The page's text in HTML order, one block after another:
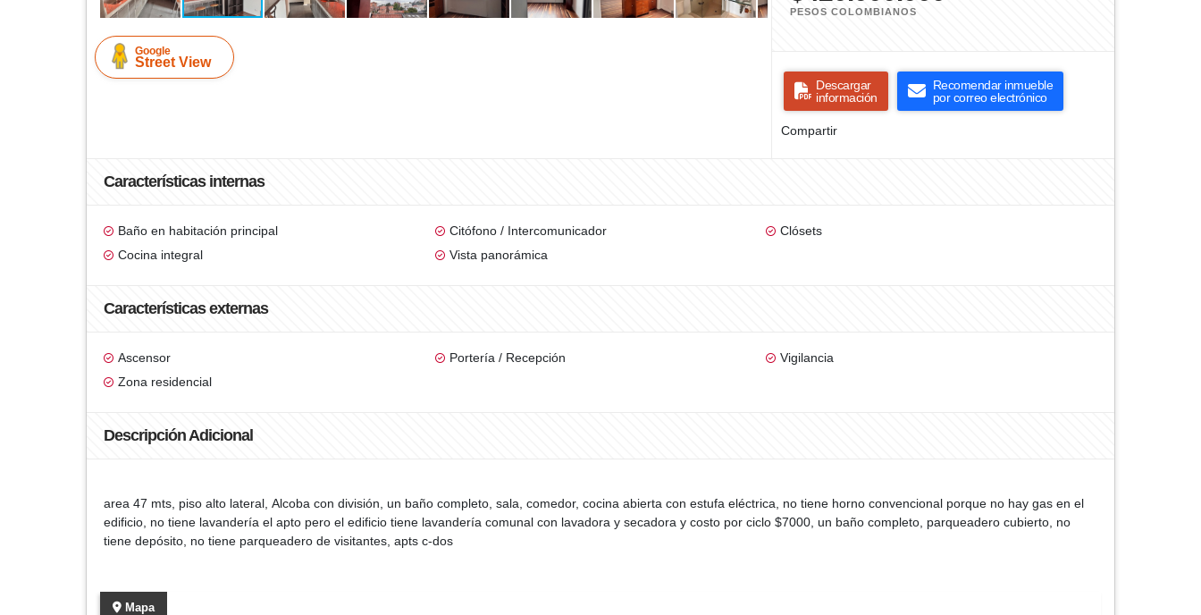
Google
Street View
PESOS COLOMBIANOS
Descargar
información
Recomendar inmueble
por correo electrónico
Compartir
Características internas
Baño en habitación principal Citófono / Intercomunicador
Clósets
Cocina integral
Vista panorámica
Características externas
Ascensor Portería / Recepción
Vigilancia
Zona residencial
Descripción Adicional
area 47 mts, piso alto lateral, Alcoba con división, un baño completo, sala, comedor, cocina abierta con estufa eléctrica, no tiene horno convencional porque no hay gas en el
edificio, no tiene lavandería el apto pero el edificio tiene lavandería comunal con lavadora y secadora y costo por ciclo $7000, un baño completo, parqueadero cubierto, no
tiene depósito, no tiene parqueadero de visitantes, apts c-dos
Mapa